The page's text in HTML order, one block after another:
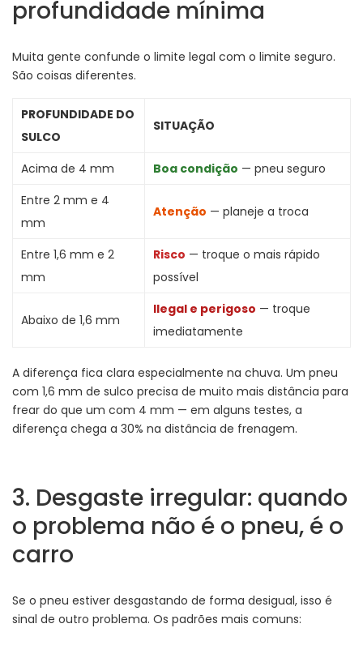
profundidade mínima
Muita gente confunde o limite legal com o limite seguro.
São coisas diferentes.
PROFUNDIDADE DO
SULCO
SITUAÇÃO
Acima de 4 mm Boa condição — pneu seguro
Entre 2 mm e 4
mm
Atenção — planeje a troca
Entre 1,6 mm e 2
mm
Risco — troque o mais rápido
possível
Abaixo de 1,6 mm
Ilegal e perigoso — troque
imediatamente
A diferença fica clara especialmente na chuva. Um pneu
com 1,6 mm de sulco precisa de muito mais distância para
frear do que um com 4 mm — em alguns testes, a
diferença chega a 30% na distância de frenagem.
3. Desgaste irregular: quando
o problema não é o pneu, é o
carro
Se o pneu estiver desgastando de forma desigual, isso é
sinal de outro problema. Os padrões mais comuns: